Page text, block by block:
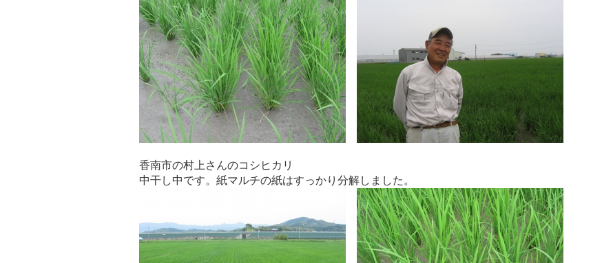
香南市の村上さんのコシヒカリ
中干し中です。紙マルチの紙はすっかり分解しました。